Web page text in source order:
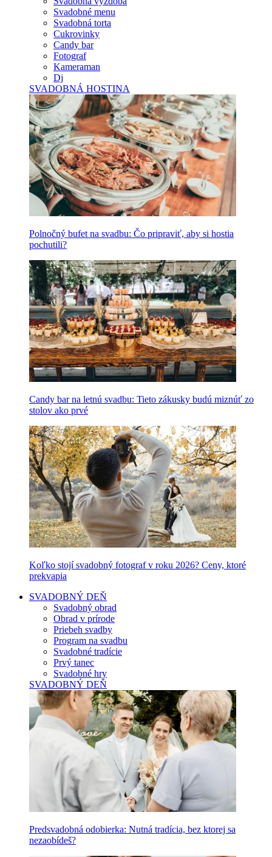
Svadobné menu
Svadobná torta
Cukrovinky
Candy bar
Fotograf
Kameraman
Dj
SVADOBNÁ HOSTINA
Polnočný bufet na svadbu: Čo pripraviť, aby si hostia
pochutili?
Candy bar na letnú svadbu: Tieto zákusky budú miznúť zo
stolov ako prvé
Koľko stojí svadobný fotograf v roku 2026? Ceny, ktoré
prekvapia
SVADOBNÝ DEŇ
Svadobný obrad
Obrad v prírode
Priebeh svadby
Program na svadbu
Svadobné tradície
Prvý tanec
Svadobné hry
SVADOBNÝ DEŇ
Predsvadobná odobierka: Nutná tradícia, bez ktorej sa
nezaobídeš?